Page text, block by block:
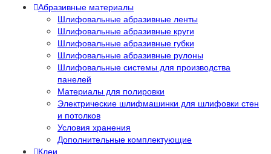
Абразивные материалы
Шлифовальные абразивные ленты
Шлифовальные абразивные круги
Шлифовальные абразивные губки
Шлифовальные абразивные рулоны
Шлифовальные системы для производства
панелей
Материалы для полировки
Электрические шлифмашинки для шлифовки стен
и потолков
Условия хранения
Дополнительные комплектующие
Клеи